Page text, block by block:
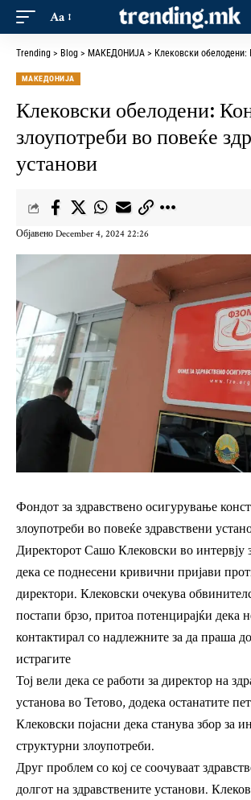
Aa
Trending > Blog > МАКЕДОНИЈА > Клековски обелодени: Констатирани
МАКЕДОНИЈА
Клековски обелодени:
злоупотреби во повеќе
установи
Објавено December 4, 2024 22:26
Фондот за здравствено осигурување
злоупотреби во повеќе здравствени
Директорот Сашо Клековски во интервју
дека се поднесени кривични пријави
директори. Клековски очекува
постапи брзо, притоа потенцирајќи дека
контактирал со надлежните за да праша
истрагите
Тој вели дека се работи за директор на
установа во Тетово, додека останатите
Клековски појасни дека станува збор за
структурни злоупотреби.
Друг проблем со кој се соочуваат
долгот на здравствените установи.